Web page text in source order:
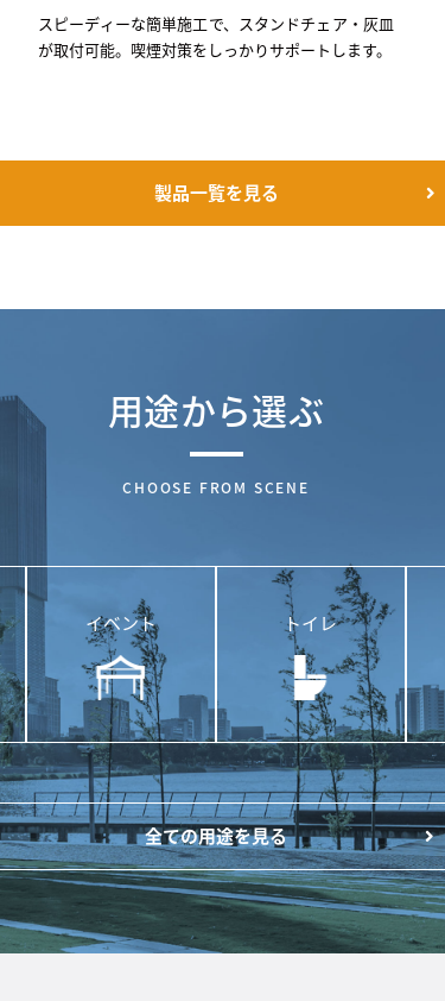
スピーディーな簡単施工で、スタンドチェア・灰皿
が取付可能。喫煙対策をしっかりサポートします。
製品一覧を見る
用途から選ぶ
CHOOSE FROM SCENE
イベント トイレ
全ての用途を見る